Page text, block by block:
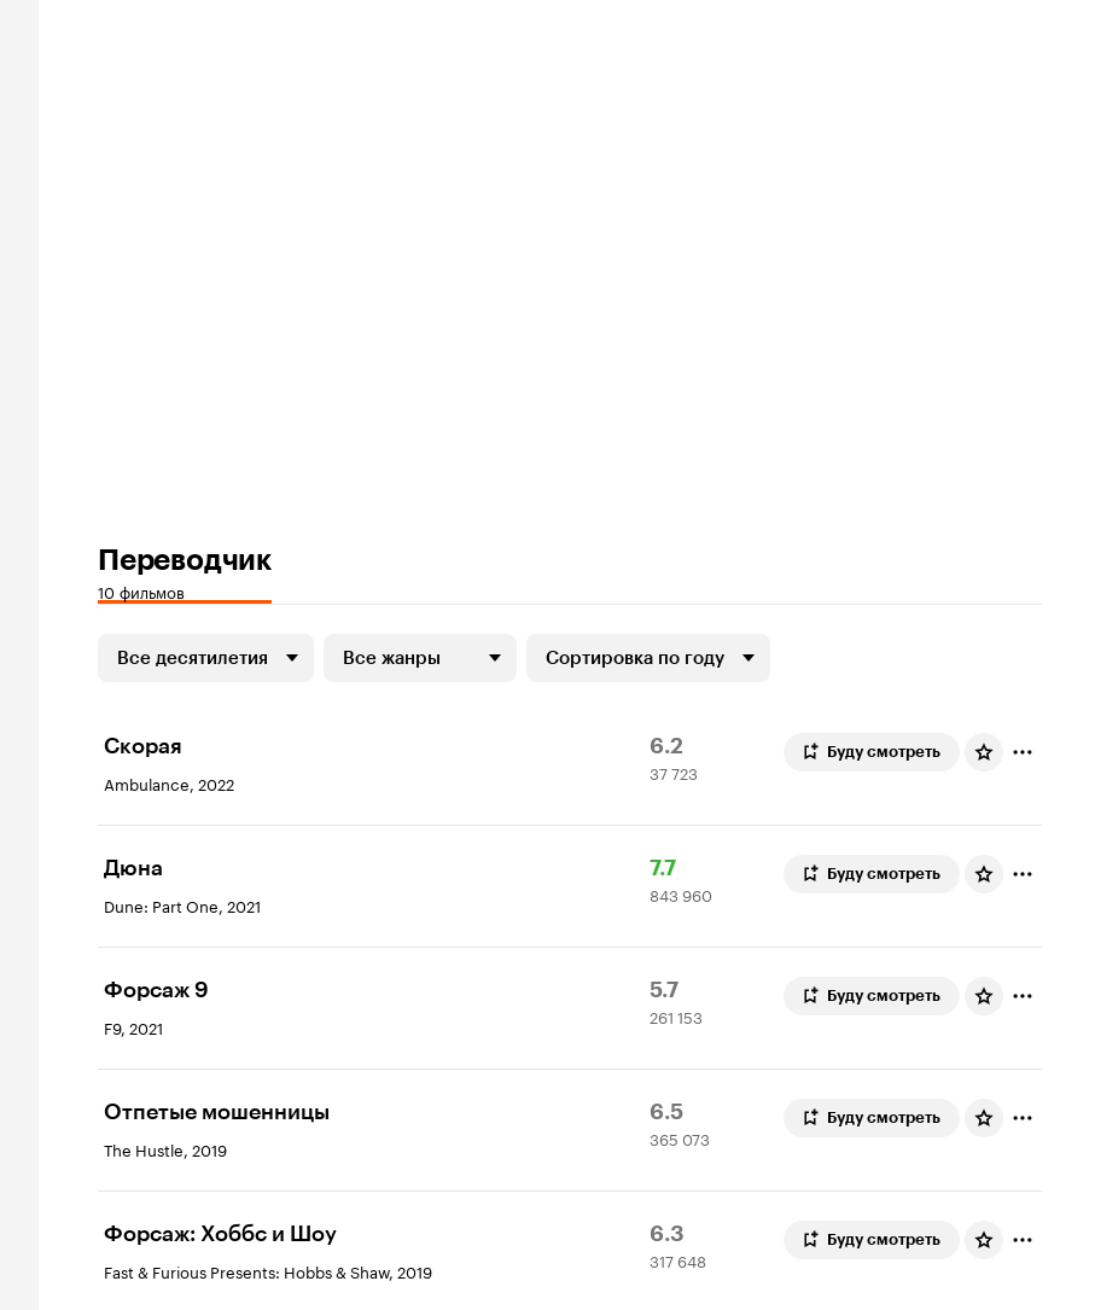
Переводчик
10 фильмов
Все десятилетия Все жанры Сортировка по году
Скорая
Ambulance, 2022
Рейтинг
Кинопоиска
6.2
37
723
37 723
Буду смотреть
Дюна
Dune: Part One, 2021
Рейтинг
Кинопоиска
7.7
843
960
843 960
Буду смотреть
Форсаж 9
F9, 2021
Рейтинг
Кинопоиска
5.7
261
153
261 153
Буду смотреть
Отпетые мошенницы
The Hustle, 2019
Рейтинг
Кинопоиска
6.5
365
073
365 073
Буду смотреть
Форсаж: Хоббс и Шоу
Fast & Furious Presents: Hobbs & Shaw, 2019
Рейтинг
Кинопоиска
6.3
317
648
317 648
Буду смотреть